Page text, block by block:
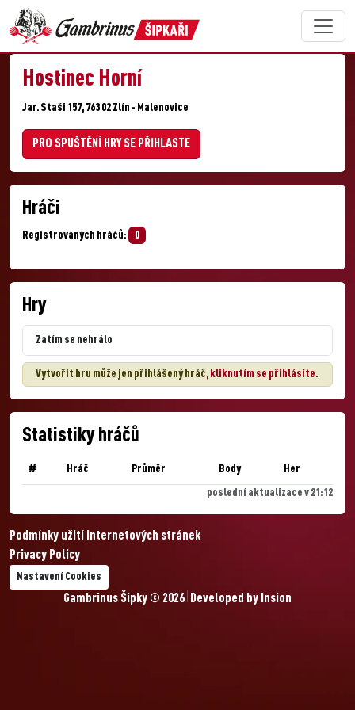
Hostinec Horní
Jar. Staši 157, 763 02 Zlín - Malenovice
PRO SPUŠTĚNÍ HRY SE PŘIHLASTE
Hráči
Registrovaných hráčů: 0
Hry
Zatím se nehrálo
Vytvořit hru může jen přihlášený hráč, kliknutím se přihlásíte.
Statistiky hráčů
# Hráč Průměr Body Her
poslední aktualizace v 21:12
Podmínky užití internetových stránek
Privacy Policy
Nastavení Cookies
Gambrinus Šipky © 2026 Developed by Insion